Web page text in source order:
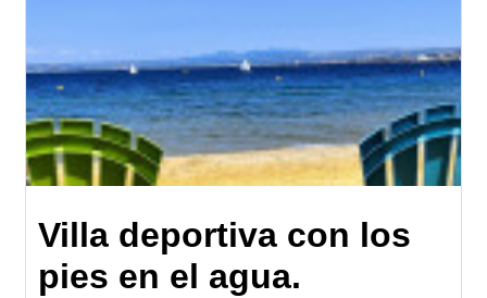
Villa deportiva con los
pies en el agua.